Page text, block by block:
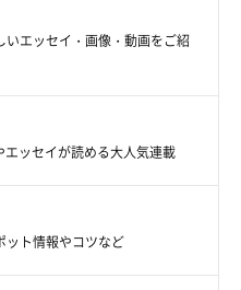
エッセイ・画像・動画をご紹
ッセイが読める大人気連載
ット情報やコツなど